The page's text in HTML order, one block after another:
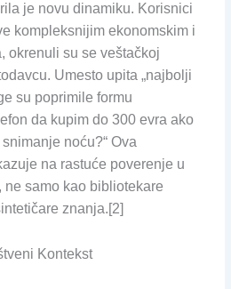
je novu dinamiku. Korisnici
kompleksnijim ekonomskim i
okrenuli su se veštačkoj
Umesto upita „najbolji
su poprimile formu
da kupim do 300 evra ako
noću?“ Ova
na rastuće poverenje u
samo kao bibliotekare
znanja.[2]
Kontekst